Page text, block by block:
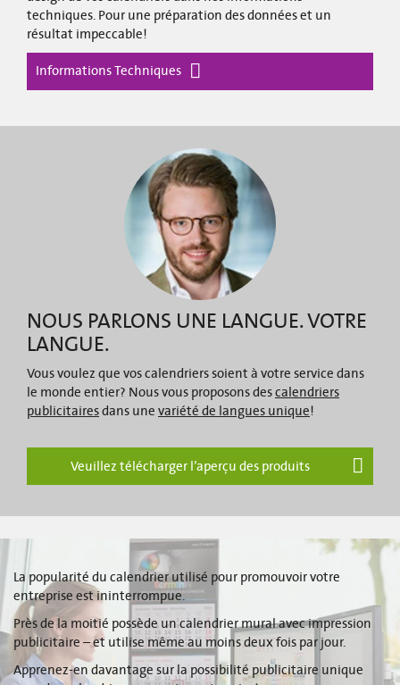
techniques. Pour une préparation des données et un
résultat impeccable!
Informations Techniques
NOUS PARLONS UNE LANGUE. VOTRE
LANGUE.
Vous voulez que vos calendriers soient à votre service dans
le monde entier? Nous vous proposons descalendriers
publicitairesdans une variété de langues unique!
Veuillez télécharger l’aperçu des produits
La popularité du calendrier utilisé pour promouvoir votre
entreprise est ininterrompue.
Près de la moitié possède un calendrier mural avec impression
publicitaire – et utilise même au moins deux fois par jour.
Apprenez-en davantage sur la possibilité publicitaire unique